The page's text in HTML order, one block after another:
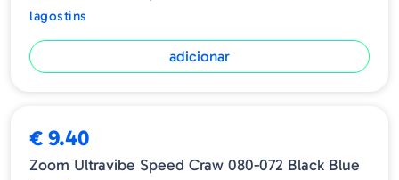
lagostins
adicionar
€ 9.40
Zoom Ultravibe Speed Craw 080-072 Black Blue